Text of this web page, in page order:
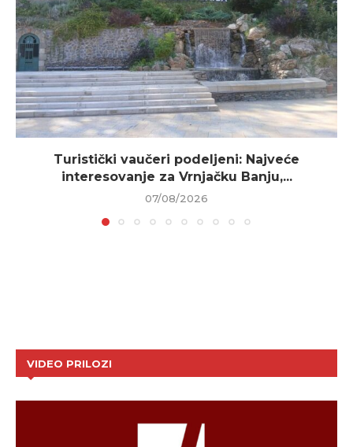
Turistički vaučeri podeljeni: Najveće
interesovanje za Vrnjačku Banju,...
07/08/2026
VIDEO PRILOZI